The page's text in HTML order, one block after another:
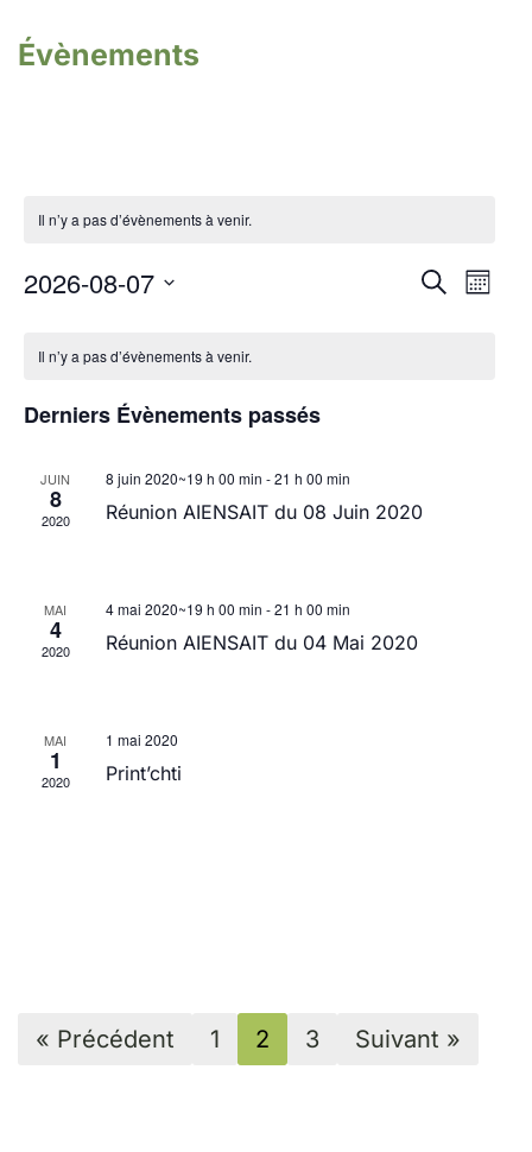
Évènements
Il n’y a pas d’évènements à venir.
et
Recherche
Mois
2026-08-07
date.
de
Évènements
Il n’y a pas d’évènements à venir.
Derniers Évènements passés
JUIN
8
2020
8 juin 2020~19 h 00 min -21 h 00 min
Réunion AIENSAIT du 08 Juin 2020
MAI
4
2020
4 mai 2020~19 h 00 min -21 h 00 min
Réunion AIENSAIT du 04 Mai 2020
MAI
1
2020
1 mai 2020
Print’chti
« Précédent 1 2 3 Suivant »